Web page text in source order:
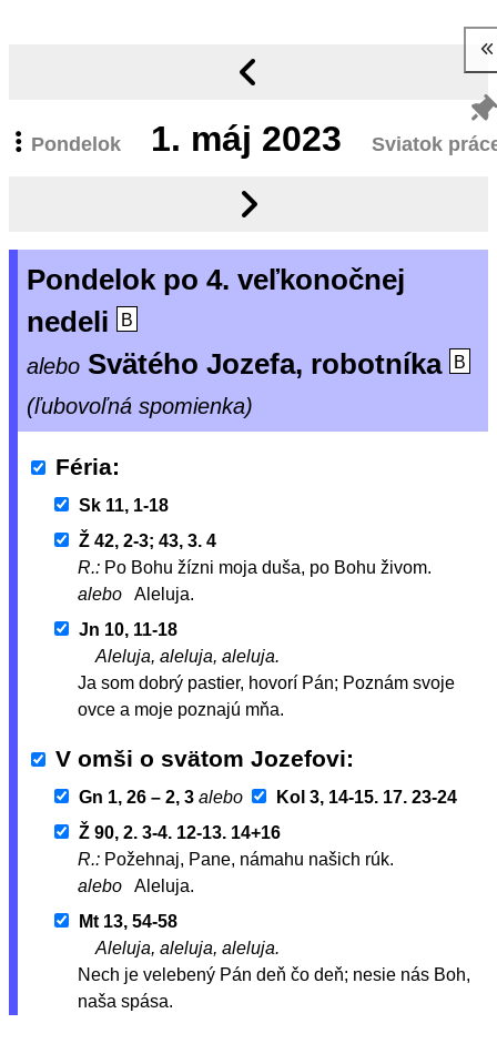
Pondelok 1. máj 2023 Sviatok
Pondelok po 4. veľkonočnej
nedeli
B
alebo Svätého Jozefa, robotníka B
(ľubovoľná spomienka)
Féria
Sk 11, 1-18
Ž 42, 2-3; 43, 3. 4
R.: Po Bohu žízni moja duša, po Bohu živom.
alebo
Aleluja.
Jn 10, 11-18
Aleluja, aleluja, aleluja.
Ja som dobrý pastier, hovorí Pán; Poznám svoje
ovce a moje poznajú mňa.
V omši o svätom Jozefovi
Gn 1, 26 – 2, 3 alebo
Kol 3, 14-15. 17. 23-24
Ž 90, 2. 3-4. 12-13. 14+16
R.: Požehnaj, Pane, námahu našich rúk.
alebo
Aleluja.
Mt 13, 54-58
Aleluja, aleluja, aleluja.
Nech je velebený Pán deň čo deň; nesie nás Boh,
naša spása.